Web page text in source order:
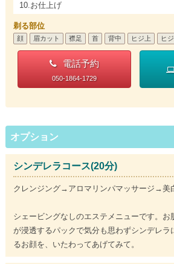
10.お仕上げ
剃る部位
顔 眉カット 襟足 首 背中 ヒジ上 ヒ
電話予約
050-1864-1729
オプション
シンデレラコース(20分)
クレンジング→アロマリンパマッサージ→美
シェービングなしのエステメニューです。お
が浸透するパックで気分も思わずシンデレラ
るお顔を、いたわってあげてみて。